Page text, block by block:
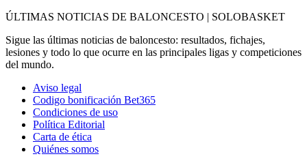
ÚLTIMAS NOTICIAS DE BALONCESTO | SOLOBASKET
Sigue las últimas noticias de baloncesto: resultados, fichajes,
lesiones y todo lo que ocurre en las principales ligas y competiciones
del mundo.
Aviso legal
Codigo bonificación Bet365
Condiciones de uso
Política Editorial
Carta de ética
Quiénes somos